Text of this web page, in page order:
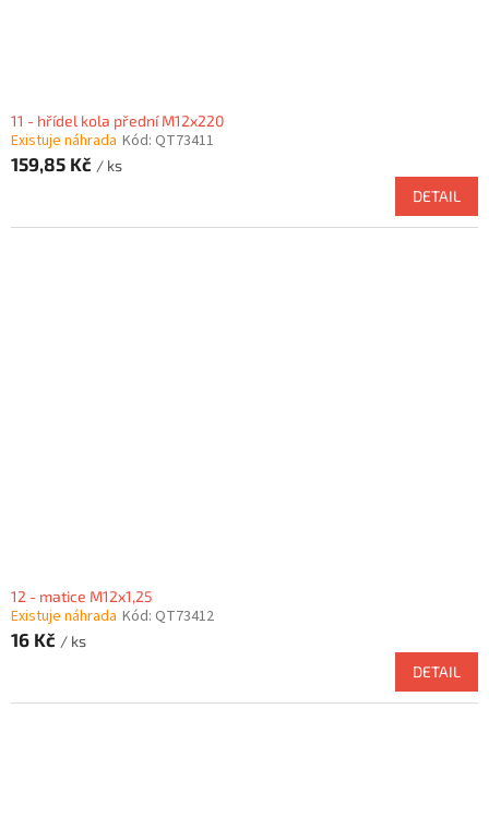
11 - hřídel kola přední M12x220
Existuje náhrada Kód: QT73411
159,85 Kč / ks
DETAIL
12 - matice M12x1,25
Existuje náhrada Kód: QT73412
16 Kč / ks
DETAIL